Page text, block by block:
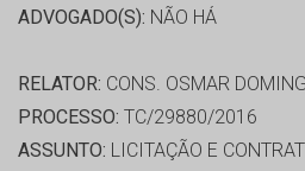
ADVOGADO(S): NÃO HÁ
RELATOR: CONS. OSMAR
PROCESSO: TC/29880/2016
ASSUNTO: LICITAÇÃO E